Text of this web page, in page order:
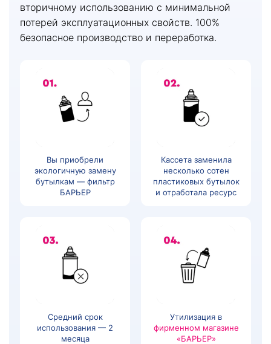
вторичному использованию с минимальной
потерей эксплуатационных свойств. 100%
безопасное производство и переработка.
Вы приобрели
экологичную замену
бутылкам — фильтр
БАРЬЕР
Кассета заменила
несколько сотен
пластиковых бутылок
и отработала ресурс
Средний срок
использования — 2
месяца
Утилизация в
фирменном магазине
«БАРЬЕР»